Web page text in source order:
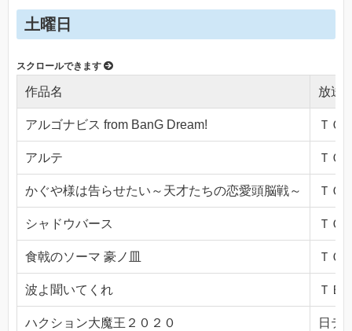
土曜日
作品名 放送
アルゴナビス from BanG Dream! ＴＯ
アルテ ＴＯ
かぐや様は告らせたい～天才たちの恋愛頭脳戦～ ＴＯ
シャドウバース ＴＯ
食戟のソーマ 豪ノ皿 ＴＯ
波よ聞いてくれ ＴＢ
ハクション大魔王２０２０ 日テ